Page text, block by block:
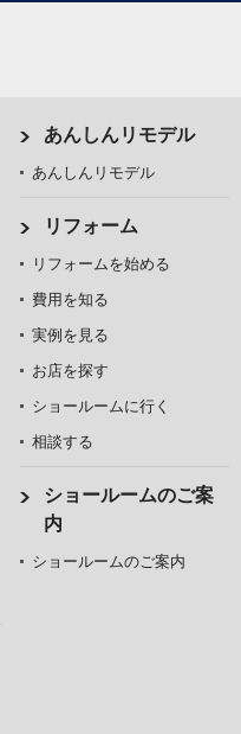
あんしんリモデル
あんしんリモデル
リフォーム
リフォームを始める
費用を知る
実例を見る
お店を探す
ショールームに行く
相談する
ショールームのご案
内
ショールームのご案内